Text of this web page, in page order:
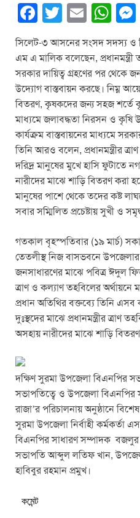
F
a
c
e
b
o
o
k
T
tt
er
E
ail
W
at
s
A
p
p
সিলেট-৩ আসনের সংসদ সদস্য ও
এম এ মালিক বলেছেন, প্রধানমন্ত্রী
সরকার দায়িত্ব গ্রহণের পর থেকে
উদ্যোগ বাস্তবায়ন করছে। নিম্ন
বিতরণ, কৃষকদের জন্য সহজ শর্তে
মাধ্যমে জলাবদ্ধতা নিরসন ও কৃষি
কার্যক্রম বাস্তবায়নের মাধ্যমে
তিনি আরও বলেন, প্রধানমন্ত্রীর
দরিদ্র মানুষের মুখে হাসি ফুটাতে
নারীদের মাঝে শাড়ি বিতরণ করা
মানুষের পাশে থেকে তদের কষ্ট
সবার সম্মিলিত প্রচেষ্টায় সুখী ও
গতকাল বৃহস্পতিবার (১৯ মার্চ)
তেতলীস্থ নিজ বাসভবনে উপজেলার
জনসাধারণের মাঝে পবিত্র ঈদুল
ত্রাণ ও কল্যাণ তহবিলের অর্থায়নে
প্রধান অতিথির বক্তব্যে তিনি
দুঃস্থদের মাঝে প্রধানমন্ত্রীর ত্রাণ
অসহায় নারীদের মাঝে শাড়ি
দক্ষিণ সুরমা উপজেলা বিএনপির
সভাপতিত্বে ও উপজেলা
রাজা’র পরিচালনায় অনুষ্ঠানে
সুরমা উপজেলা নির্বাহী
বিএনপির সাধারণ সম্পাদক
সভাপতি আব্দুল লতিফ খান,
হাবিবুর রহমান প্রমুখ।
কমেন্ট